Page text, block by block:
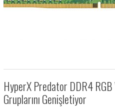
HyperX Predator DDR4
Gruplarını Genişletiyor